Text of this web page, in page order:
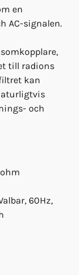
en
AC-signalen.
till radions
kan
och
60Hz,